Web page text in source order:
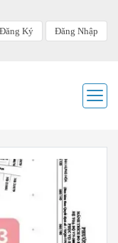
Đăng Ký Đăng Nhập